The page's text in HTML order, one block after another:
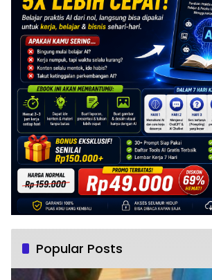
Popular Posts